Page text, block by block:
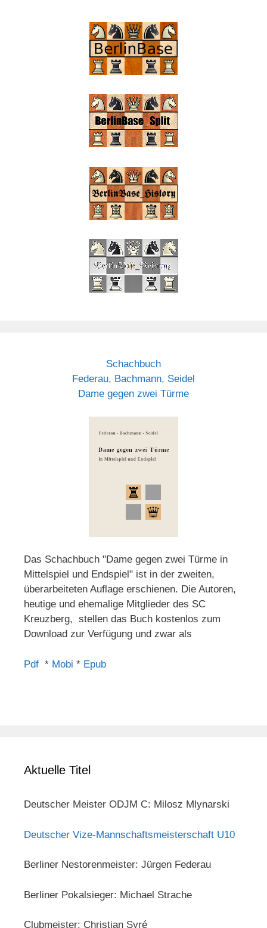
Schachbuch
Federau, Bachmann, Seidel
Dame gegen zwei Türme
Das Schachbuch "Dame gegen zwei Türme in
Mittelspiel und Endspiel" ist in der zweiten,
überarbeiteten Auflage erschienen. Die Autoren,
heutige und ehemalige Mitglieder des SC
Kreuzberg, stellen das Buch kostenlos zum
Download zur Verfügung und zwar als
Pdf * Mobi * Epub
Aktuelle Titel
Deutscher Meister ODJM C: Milosz Mlynarski
Deutscher Vize-Mannschaftsmeisterschaft U10
Berliner Nestorenmeister: Jürgen Federau
Berliner Pokalsieger: Michael Strache
Clubmeister: Christian Syré